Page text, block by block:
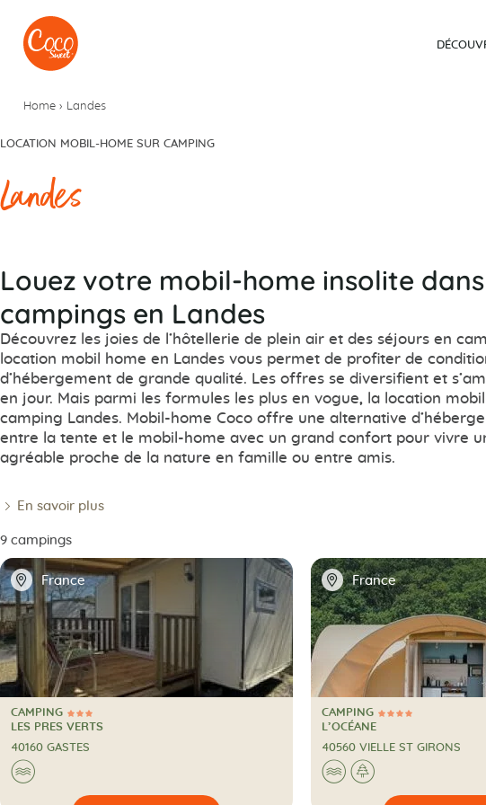
Aller au menu
Aller au contenu
Home › Landes
LOCATION MOBIL-HOME SUR CAMPING
Landes
Louez votre mobil-home insolite
campings en Landes
Découvrez les joies de l’hôtellerie de plein air et des séjours en
location mobil home en Landes vous permet de profiter de
d’hébergement de grande qualité. Les offres se diversifient et
en jour. Mais parmi les formules les plus en vogue, la location
camping Landes. Mobil-home Coco offre une alternative
entre la tente et le mobil-home avec un grand confort pour vivre
agréable proche de la nature en famille ou entre amis.
En savoir plus
9 campings
📍 France
3 Étoiles
CAMPING
CAMPING
LES PRES VERTS
40160 GASTES
Au bord de l'eau
🌊
📍 France
4 Étoiles
CAMPING
CAMPING
L’OCÉANE
40560 VIELLE ST GIRONS
Au bord de
🌊A la
🌲